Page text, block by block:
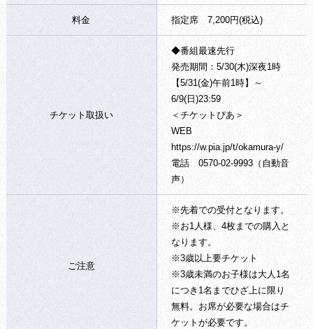
料金 指定席 7,200円(税込)
チケット取扱い
◆番組最速先行
発売期間：5/30(木)深夜1時
【5/31(金)午前1時】～
6/9(日)23:59
＜チケットぴあ＞
WEB
https://w.pia.jp/t/okamura-y/
電話 0570-02-9993（自動音
声）
ご注意
※先着での受付となります。
※お1人様、4枚までの購入と
なります。
※3歳以上要チケット
※3歳未満のお子様は大人1名
につき1名までひざ上に限り
無料。お席が必要な場合はチ
ケットが必要です。